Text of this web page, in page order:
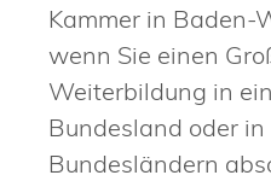
Kammer in Baden-
wenn Sie einen
Weiterbildung in
Bundesland oder in
Bundesländern